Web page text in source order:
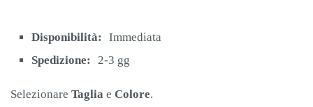
Disponibilità:
Immediata
Spedizione:
2-3 gg
Selezionare Taglia e Colore.